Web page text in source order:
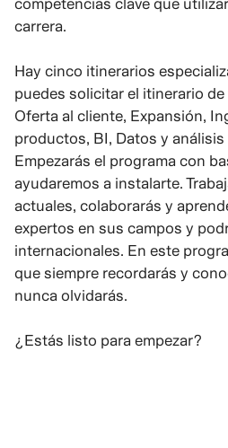
carrera.
Hay cinco itinerarios
puedes solicitar el itinerario
Oferta al cliente, Expansión,
productos, BI, Datos y análisis
Empezarás el programa con
ayudaremos a instalarte.
actuales, colaborarás y
expertos en sus campos y
internacionales. En este
que siempre recordarás y
nunca olvidarás.
¿Estás listo para empezar?